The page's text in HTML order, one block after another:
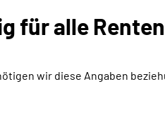
für alle
wir diese Angaben